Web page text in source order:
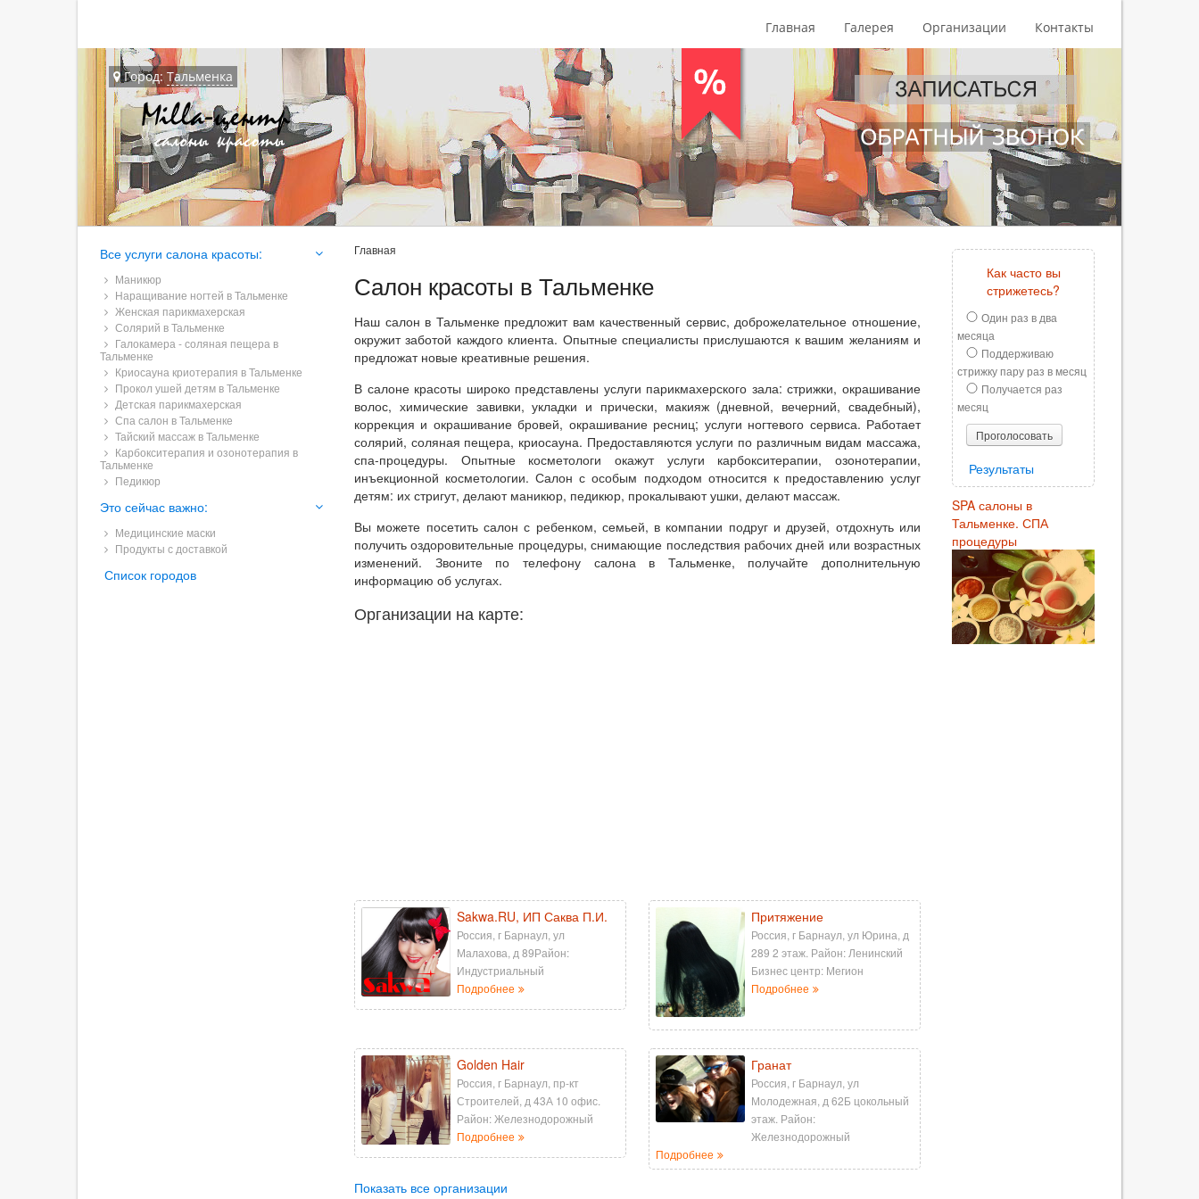
Главная Галерея Организации Контакты
Город:Тальменка
Главная
Салон красоты в Тальменке
Наш салон в Тальменке предложит вам качественный сервис, доброжелательное отношение,
окружит заботой каждого клиента. Опытные специалисты прислушаются к вашим желаниям и
предложат новые креативные решения.
В салоне красоты широко представлены услуги парикмахерского зала: стрижки, окрашивание
волос, химические завивки, укладки и прически, макияж (дневной, вечерний, свадебный),
коррекция и окрашивание бровей, окрашивание ресниц; услуги ногтевого сервиса. Работает
солярий, соляная пещера, криосауна. Предоставляются услуги по различным видам массажа,
спа-процедуры. Опытные косметологи окажут услуги карбокситерапии, озонотерапии,
инъекционной косметологии. Салон с особым подходом относится к предоставлению услуг
детям: их стригут, делают маникюр, педикюр, прокалывают ушки, делают массаж.
Вы можете посетить салон с ребенком, семьей, в компании подруг и друзей, отдохнуть или
получить оздоровительные процедуры, снимающие последствия рабочих дней или возрастных
изменений. Звоните по телефону салона в Тальменке, получайте дополнительную
информацию об услугах.
Организации на карте:
Sakwa.RU, ИП Саква П.И.
Россия, г Барнаул, ул
Малахова, д 89Район:
Индустриальный
Подробнее
Притяжение
Россия, г Барнаул, ул Юрина, д
289 2 этаж. Район: Ленинский
Бизнес центр: Мегион
Подробнее
Golden Hair
Россия, г Барнаул, пр-кт
Строителей, д 43А 10 офис.
Район: Железнодорожный
Подробнее
Гранат
Россия, г Барнаул, ул
Молодежная, д 62Б цокольный
этаж. Район:
Железнодорожный
Подробнее
Показать все организации
Все услуги салона красоты:
Маникюр
Наращивание ногтей в Тальменке
Женская парикмахерская
Солярий в Тальменке
Галокамера - соляная пещера в
Тальменке
Криосауна криотерапия в Тальменке
Прокол ушей детям в Тальменке
Детская парикмахерская
Спа салон в Тальменке
Тайский массаж в Тальменке
Карбокситерапия и озонотерапия в
Тальменке
Педикюр
Это сейчас важно:
Медицинские маски
Продукты с доставкой
Список городов
Как часто вы
стрижетесь?
Один раз в два
месяца
Поддерживаю
стрижку пару раз в месяц
Получается раз
месяц
Проголосовать
Результаты
SPA салоны в
Тальменке. СПА
процедуры